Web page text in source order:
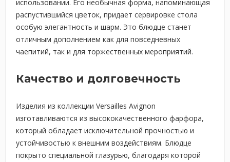
использовании. Его необычная форма, напоминающая
распустившийся цветок, придает сервировке стола
особую элегантность и шарм. Это блюдце станет
отличным дополнением как для повседневных
чаепитий, так и для торжественных мероприятий.
Качество и долговечность
Изделия из коллекции Versailles Avignon
изготавливаются из высококачественного фарфора,
который обладает исключительной прочностью и
устойчивостью к внешним воздействиям. Блюдце
покрыто специальной глазурью, благодаря которой